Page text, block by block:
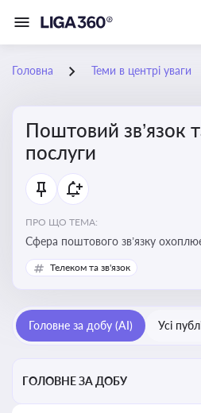
Головна Теми в центрі уваги
Поштовий зв’язок
послуги
ПРО ЩО ТЕМА:
Сфера поштового зв’язку
контроль послуг поштового
регулюється спеціальним
ліцензійних умов, участі в
забезпечення прав споживачів.
Телеком та зв'язок
Головне за добу (AI) Усі
ГОЛОВНЕ ЗА ДОБУ